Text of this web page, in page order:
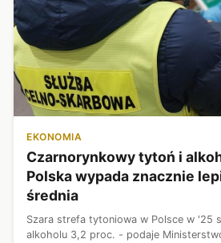
EKONOMIA
Czarnorynkowy tytoń i
Polska wypada znacznie
średnia
Szara strefa tytoniowa w Polsce w '25
alkoholu 3,2 proc. - podaje